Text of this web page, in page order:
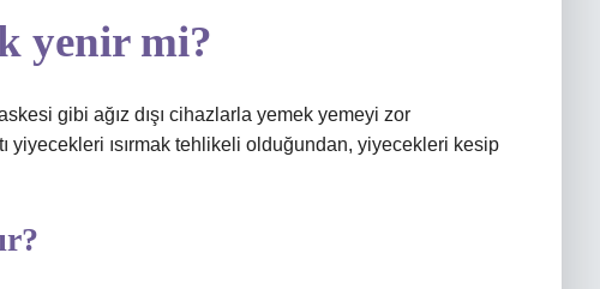
yenir mi?
gibi ağız dışı cihazlarla yemek yemeyi zor
yiyecekleri ısırmak tehlikeli olduğundan, yiyecekleri kesip